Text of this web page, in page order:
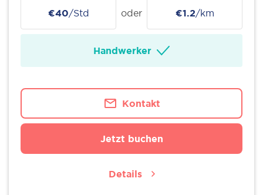
€40/Std oder €1.2/km
Handwerker
Kontakt
Jetzt buchen
Details